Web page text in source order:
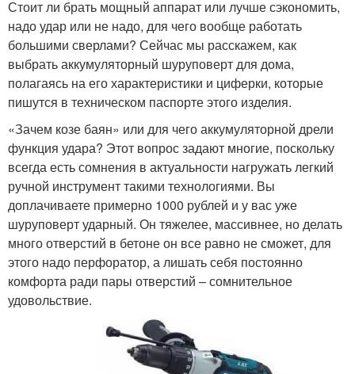
Стоит ли брать мощный аппарат или лучше сэкономить,
надо удар или не надо, для чего вообще работать
большими сверлами? Сейчас мы расскажем, как
выбрать аккумуляторный шуруповерт для дома,
полагаясь на его характеристики и циферки, которые
пишутся в техническом паспорте этого изделия.
«Зачем козе баян» или для чего аккумуляторной дрели
функция удара? Этот вопрос задают многие, поскольку
всегда есть сомнения в актуальности нагружать легкий
ручной инструмент такими технологиями. Вы
доплачиваете примерно 1000 рублей и у вас уже
шуруповерт ударный. Он тяжелее, массивнее, но делать
много отверстий в бетоне он все равно не сможет, для
этого надо перфоратор, а лишать себя постоянно
комфорта ради пары отверстий – сомнительное
удовольствие.